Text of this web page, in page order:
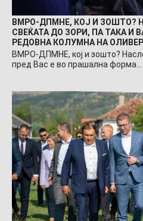
ВМРО-ДПМНЕ, КОЈ И ЗОШТО?
СВЕЌАТА ДО ЗОРИ, ПА ТАКА И
РЕДОВНА КОЛУМНА НА
ВМРО-ДПМНЕ, кој и зошто?
пред Вас е во прашална форма…